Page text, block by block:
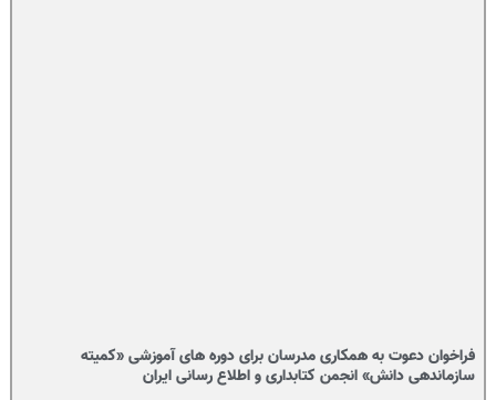
فراخوان دعوت به همکاری مدرسان برای دوره های آموزشی «کمیته
سازماندهی دانش» انجمن کتابداری و اطلاع رسانی ایران